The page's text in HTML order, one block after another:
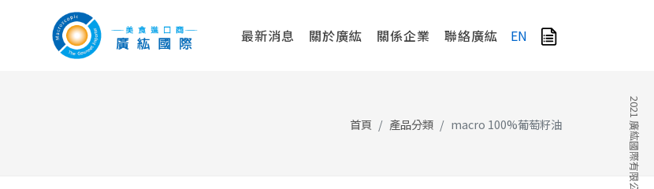
最新消息 關於廣紘 關係企業 聯絡廣紘 EN
首頁 產品分類 macro 100%葡萄籽油